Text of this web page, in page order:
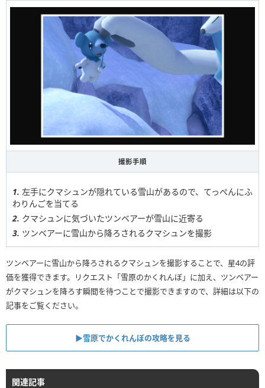
撮影手順
左手にクマシュンが隠れている雪山があるので、てっぺんにふ
わりんごを当てる
クマシュンに気づいたツンベアーが雪山に近寄る
ツンベアーに雪山から降ろされるクマシュンを撮影
ツンベアーに雪山から降ろされるクマシュンを撮影することで、星4の評
価を獲得できます。リクエスト「雪原のかくれんぼ」に加え、ツンベアー
がクマシュンを降ろす瞬間を待つことで撮影できますので、詳細は以下の
記事をご覧ください。
▶雪原でかくれんぼの攻略を見る
関連記事